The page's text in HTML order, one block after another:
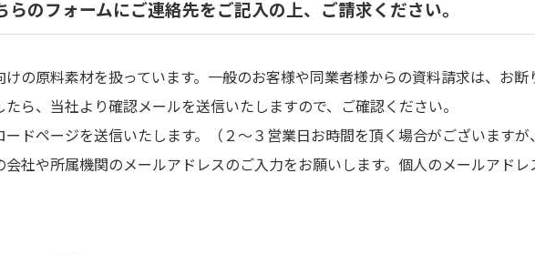
のフォームにご連絡先をご記入の上、ご請求ください。
の原料素材を扱っています。一般のお客様や同業者様からの資料請求は、お断
ら、当社より確認メールを送信いたしますので、ご確認ください。
ドページを送信いたします。（２～３営業日お時間を頂く場合がございます
社や所属機関のメールアドレスのご入力をお願いします。個人のメールアド